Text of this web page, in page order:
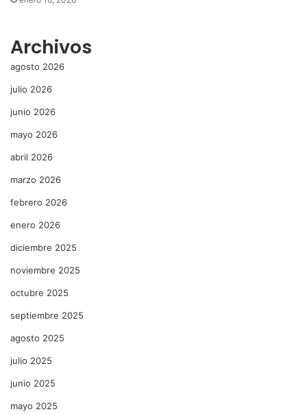
Archivos
agosto 2026
julio 2026
junio 2026
mayo 2026
abril 2026
marzo 2026
febrero 2026
enero 2026
diciembre 2025
noviembre 2025
octubre 2025
septiembre 2025
agosto 2025
julio 2025
junio 2025
mayo 2025